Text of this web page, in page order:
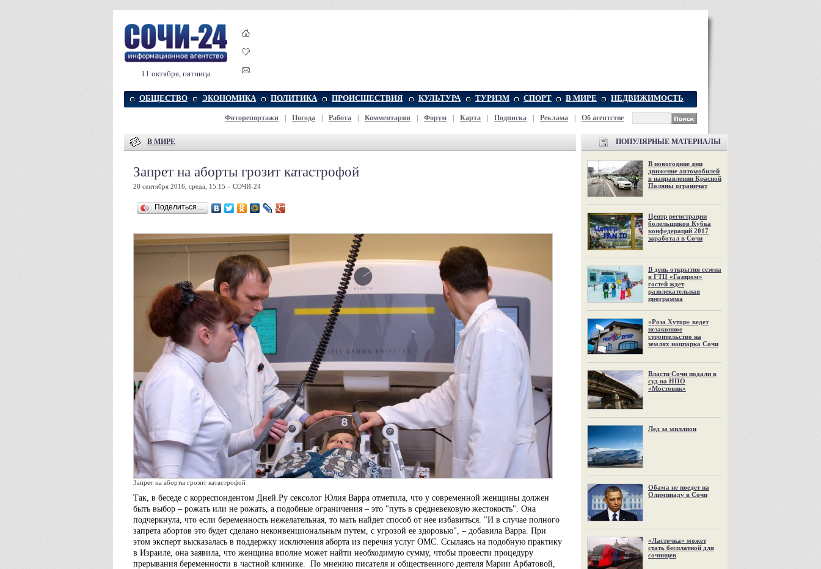
11 октября, пятница
ОБЩЕСТВО ЭКОНОМИКА ПОЛИТИКА ПРОИСШЕСТВИЯ КУЛЬТУРА ТУРИЗМ СПОРТ В МИРЕ НЕДВИЖИМОСТЬ
Фоторепортажи Погода Работа Комментарии Форум Карта Подписка Реклама Об агентстве
В МИРЕ
Запрет на аборты грозит катастрофой
28 сентября 2016, среда, 15:15 – СОЧИ-24
Поделиться…
Запрет на аборты грозит катастрофой
Так, в беседе с корреспондентом Дней.Ру сексолог Юлия Варра отметила, что у современной женщины должен
быть выбор – рожать или не рожать, а подобные ограничения – это "путь в средневековую жестокость". Она
подчеркнула, что если беременность нежелательная, то мать найдет способ от нее избавиться. "И в случае полного
запрета абортов это будет сделано неконвенциональным путем, с угрозой ее здоровью", – добавила Варра. При
этом эксперт высказалась в поддержку исключения аборта из перечня услуг ОМС. Ссылаясь на подобную практику
в Израиле, она заявила, что женщина вполне может найти необходимую сумму, чтобы провести процедуру
прерывания беременности в частной клинике. По мнению писателя и общественного деятеля Марии Арбатовой,
ПОПУЛЯРНЫЕ МАТЕРИАЛЫ
В новогодние дни
движение автомобилей
в направлении Красной
Поляны ограничат
Центр регистрации
болельщиков Кубка
конфедераций 2017
заработал в Сочи
В день открытия сезона
в ГТЦ «Газпром»
гостей ждет
развлекательная
программа
«Роза Хутор» ведет
незаконное
строительство на
землях нацпарка Сочи
Власти Сочи подали в
суд на НПО
«Мостовик»
Лед за миллион
Обама не поедет на
Олимпиаду в Сочи
«Ласточка» может
стать бесплатной для
сочинцев